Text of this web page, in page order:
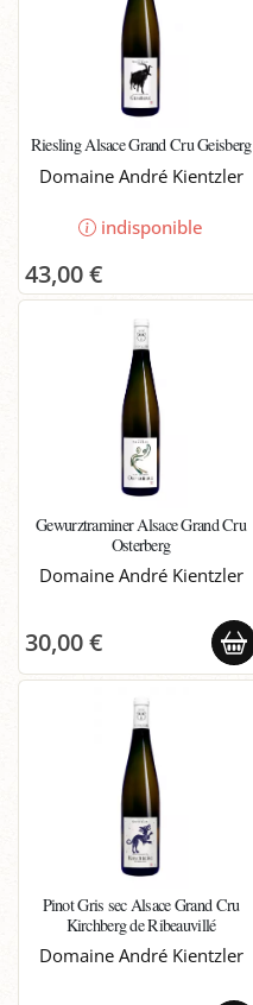
Riesling Alsace Grand Cru Geisberg
Domaine André Kientzler
indisponible
43,00 €
Gewurztraminer Alsace Grand Cru
Osterberg
Domaine André Kientzler
30,00 €
Pinot Gris sec Alsace Grand Cru
Kirchberg de Ribeauvillé
Domaine André Kientzler